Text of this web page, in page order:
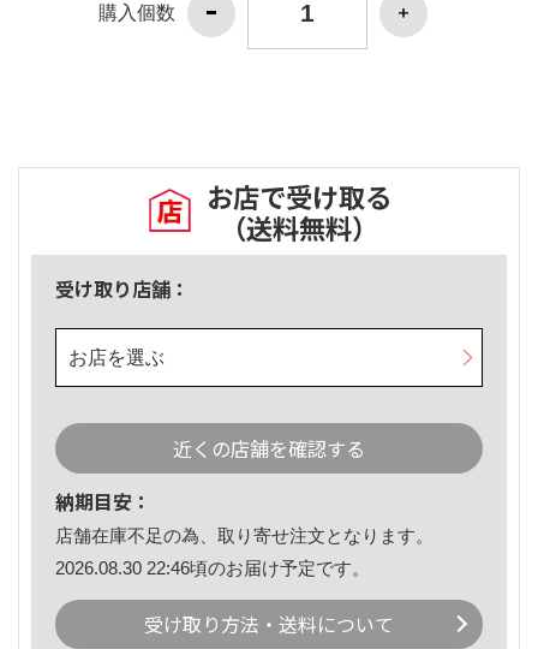
購入個数
お店で受け取る
（送料無料）
受け取り店舗：
お店を選ぶ
近くの店舗を確認する
納期目安：
店舗在庫不足の為、取り寄せ注文となります。
2026.08.30 22:46頃のお届け予定です。
受け取り方法・送料について